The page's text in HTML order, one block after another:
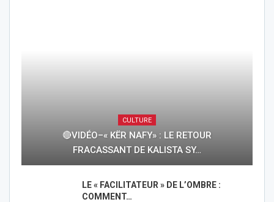
CULTURE
🔴VIDÉO–« KËR NAFY» : LE RETOUR
FRACASSANT DE KALISTA SY…
LE « FACILITATEUR » DE L’OMBRE :
COMMENT…